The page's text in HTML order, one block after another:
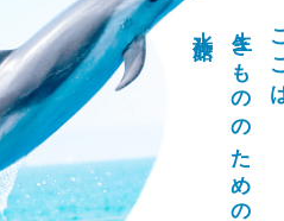
こ
生きもののための